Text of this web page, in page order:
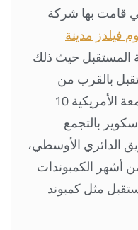
قامت بها شركة
فيلدز مدينة
المستقبل حيث ذلك
بالقرب من
القاهرة الجديدة، ويبعد عن الجامعة الأمريكية 10
بالتجمع
الدائري الأوسطي،
أشهر الكمبوندات
مثل كمبوند